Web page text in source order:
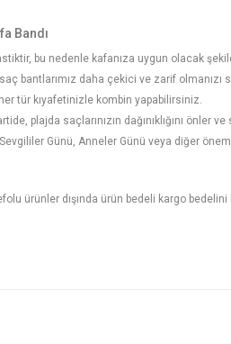
Bandı
bu nedenle kafanıza uygun olacak
bantlarımız daha çekici ve zarif olmanızı
tür kıyafetinizle kombin yapabilirsiniz.
plajda saçlarınızın dağınıklığını önler ve
Günü, Anneler Günü veya diğer
ürünler dışında ürün bedeli kargo